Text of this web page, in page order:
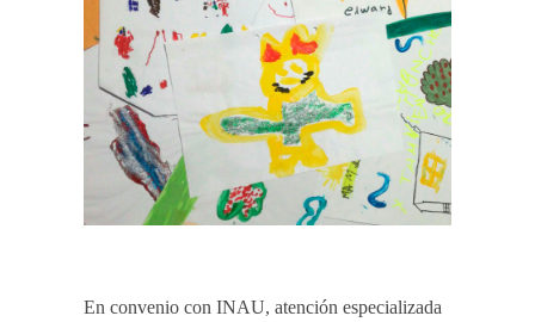
En convenio con INAU, atención especializada